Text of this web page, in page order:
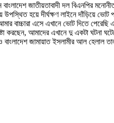
জাতীয়তাবাদী দল বিএনপির মনোনীত
হয়ে দীর্ঘক্ষণ লাইনে দাঁড়িয়ে ভোট
বাচ্চারা এসে এখানে ভোট দিতে
করছেন, আমাদের এখানে দু একটা ঘটনা
জামায়াত ইসলামীর আল হেলাল